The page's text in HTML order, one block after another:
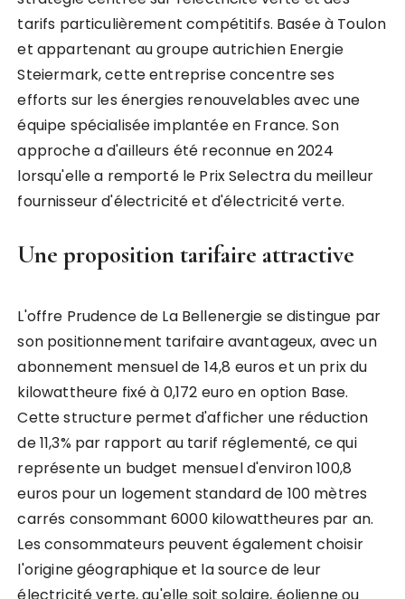
tarifs particulièrement compétitifs. Basée à Toulon
et appartenant au groupe autrichien Energie
Steiermark, cette entreprise concentre ses
efforts sur les énergies renouvelables avec une
équipe spécialisée implantée en France. Son
approche a d'ailleurs été reconnue en 2024
lorsqu'elle a remporté le Prix Selectra du meilleur
fournisseur d'électricité et d'électricité verte.
Une proposition tarifaire attractive
L'offre Prudence de La Bellenergie se distingue par
son positionnement tarifaire avantageux, avec un
abonnement mensuel de 14,8 euros et un prix du
kilowattheure fixé à 0,172 euro en option Base.
Cette structure permet d'afficher une réduction
de 11,3% par rapport au tarif réglementé, ce qui
représente un budget mensuel d'environ 100,8
euros pour un logement standard de 100 mètres
carrés consommant 6000 kilowattheures par an.
Les consommateurs peuvent également choisir
l'origine géographique et la source de leur
électricité verte, qu'elle soit solaire, éolienne ou